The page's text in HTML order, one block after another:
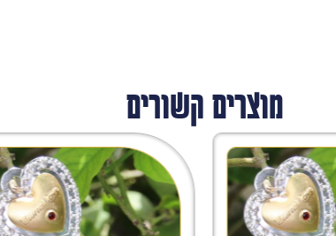
מוצרים קשורים